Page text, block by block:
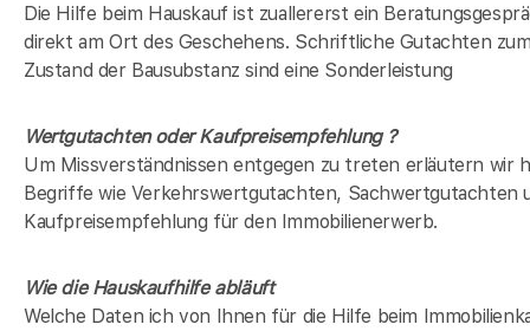
Die Hilfe beim Hauskauf ist zuallererst ein
direkt am Ort des Geschehens. Schriftliche Gutachten
Zustand der Bausubstanz sind eine Sonderleistung
Wertgutachten oder Kaufpreisempfehlung ?
Um Missverständnissen entgegen zu treten erläutern wir
Begriffe wie Verkehrswertgutachten, Sachwertgutachten
Kaufpreisempfehlung für den Immobilienerwerb.
Wie die Hauskaufhilfe abläuft
Welche Daten ich von Ihnen für die Hilfe beim